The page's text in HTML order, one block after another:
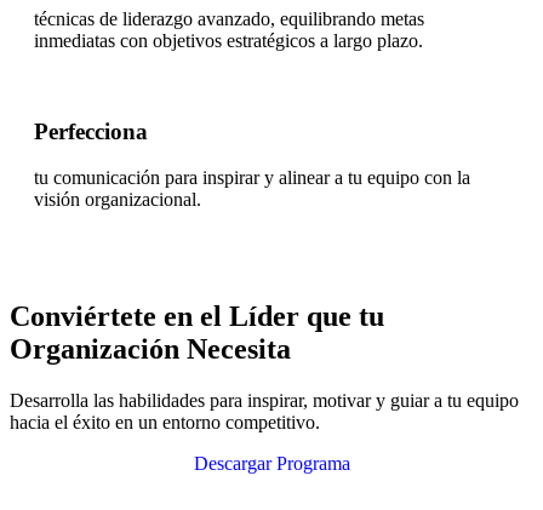
técnicas de liderazgo avanzado, equilibrando metas
inmediatas con objetivos estratégicos a largo plazo.
Perfecciona
tu comunicación para inspirar y alinear a tu equipo con la
visión organizacional.
Conviértete en el Líder que tu
Organización Necesita
Desarrolla las habilidades para inspirar, motivar y guiar a tu equipo
hacia el éxito en un entorno competitivo.
Descargar Programa